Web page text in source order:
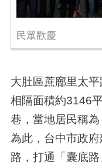
民眾歡慶
大肚區蔗廍里太
相隔面積約3146
巷，當地居民稱為
為此，台中市政
路，打通「囊底